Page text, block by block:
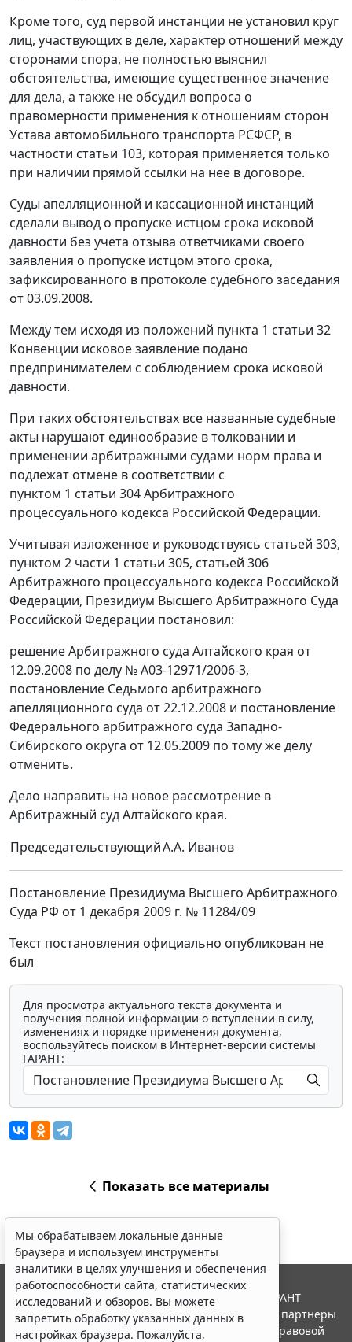
Кроме того, суд первой инстанции не установил круг
лиц, участвующих в деле, характер отношений между
сторонами спора, не полностью выяснил
обстоятельства, имеющие существенное значение
для дела, а также не обсудил вопроса о
правомерности применения к отношениям сторон
Устава автомобильного транспорта РСФСР, в
частности статьи 103, которая применяется только
при наличии прямой ссылки на нее в договоре.
Суды апелляционной и кассационной инстанций
сделали вывод о пропуске истцом срока исковой
давности без учета отзыва ответчиками своего
заявления о пропуске истцом этого срока,
зафиксированного в протоколе судебного заседания
от 03.09.2008.
Между тем исходя из положений пункта 1 статьи 32
Конвенции исковое заявление подано
предпринимателем с соблюдением срока исковой
давности.
При таких обстоятельствах все названные судебные
акты нарушают единообразие в толковании и
применении арбитражными судами норм права и
подлежат отмене в соответствии с
пунктом 1 статьи 304 Арбитражного
процессуального кодекса Российской Федерации.
Учитывая изложенное и руководствуясь статьей 303,
пунктом 2 части 1 статьи 305, статьей 306
Арбитражного процессуального кодекса Российской
Федерации, Президиум Высшего Арбитражного Суда
Российской Федерации постановил:
решение Арбитражного суда Алтайского края от
12.09.2008 по делу № А03-12971/2006-3,
постановление Седьмого арбитражного
апелляционного суда от 22.12.2008 и постановление
Федерального арбитражного суда Западно-
Сибирского округа от 12.05.2009 по тому же делу
отменить.
Дело направить на новое рассмотрение в
Арбитражный суд Алтайского края.
ПредседательствующийА.А. Иванов
Постановление Президиума Высшего Арбитражного
Суда РФ от 1 декабря 2009 г. № 11284/09
Текст постановления официально опубликован не
был
Для просмотра актуального текста документа и
получения полной информации о вступлении в силу,
изменениях и порядке применения документа,
воспользуйтесь поиском в Интернет-версии системы
ГАРАНТ:
Показать все материалы
Мы обрабатываем локальные данные
браузера и используем инструменты
аналитики в целях улучшения и обеспечения
работоспособности сайта, статистических
исследований и обзоров. Вы можете
запретить обработку указанных данных в
настройках браузера. Пожалуйста,
© ООО "НПП "ГАРАНТ-СЕРВИС", 2026. Система ГАРАНТ
выпускается с 1990 года. Компания "Гарант" и ее партнеры
являются участниками Российской ассоциации правовой